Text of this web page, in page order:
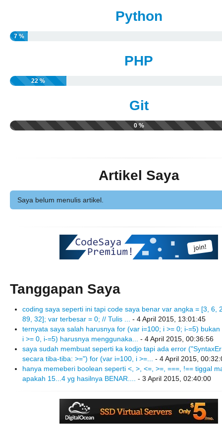
Python
7 %
PHP
22 %
Git
0 %
Artikel Saya
Saya belum menulis artikel.
Tanggapan Saya
coding saya seperti ini tapi code saya benar var angka = [3, 6,
89, 32]; var terbesar = 0; // Tulis ... - 4 April 2015, 13:01:45
ternyata saya salah harusnya for (var i=100; i >= 0; i-=5)
i >= 0, i-=5) harusnya menggunaka... - 4 April 2015, 00:36:56
saya sudah membuat seperti ka kodjo tapi ada error
secara tiba-tiba: >=") for (var i=100, i >=... - 4 April 2015,
hanya memeberi boolean seperti <, >, <=, >=, ===, !== tiggal
apakah 15...4 yg hasilnya BENAR.... - 3 April 2015, 02:40:00